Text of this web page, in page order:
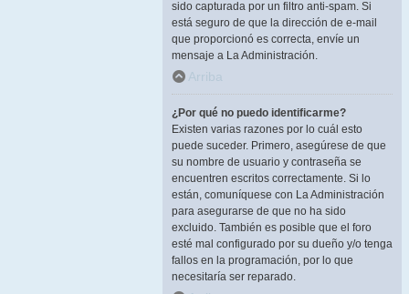
sido capturada por un filtro anti-spam. Si
está seguro de que la dirección de e-mail
que proporcionó es correcta, envíe un
mensaje a La Administración.
Arriba
¿Por qué no puedo identificarme?
Existen varias razones por lo cuál esto
puede suceder. Primero, asegúrese de que
su nombre de usuario y contraseña se
encuentren escritos correctamente. Si lo
están, comuníquese con La Administración
para asegurarse de que no ha sido
excluido. También es posible que el foro
esté mal configurado por su dueño y/o tenga
fallos en la programación, por lo que
necesitaría ser reparado.